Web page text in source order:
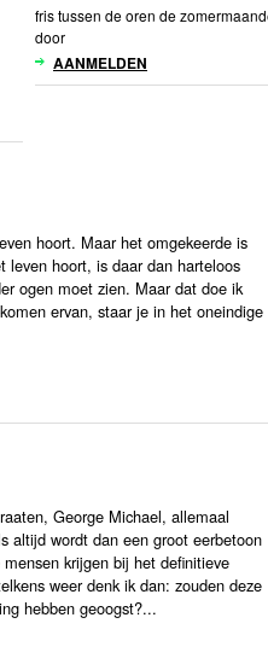
fris tussen de oren de
door
AANMELDEN
hoort. Maar het omgekeerde is
leven hoort, is daar dan harteloos
ogen moet zien. Maar dat doe ik
ervan, staar je in het oneindige
George Michael, allemaal
altijd wordt dan een groot eerbetoon
krijgen bij het definitieve
weer denk ik dan: zouden deze
hebben geoogst?...